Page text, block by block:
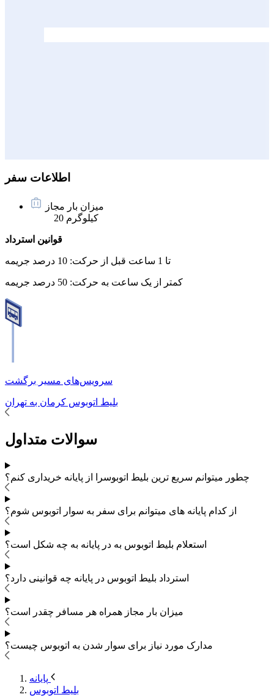
اطلاعات سفر
میزان بار مجاز
20 کیلوگرم
قوانین استرداد
تا 1 ساعت قبل از حرکت: 10 درصد جریمه
کمتر از یک ساعت به حرکت: 50 درصد جریمه
سرویس‌های مسیر برگشت
بلیط اتوبوس کرمان به تهران
سوالات متداول
چطور میتوانم سریع ترین بلیط اتوبوسرا از پایانه خریداری کنم؟
از کدام پایانه های میتوانم برای سفر به سوار اتوبوس شوم؟
استعلام بلیط اتوبوس به در پایانه به چه شکل است؟
استرداد بلیط اتوبوس در پایانه چه قوانینی دارد؟
میزان بار مجاز همراه هر مسافر چقدر است؟
مدارک مورد نیاز برای سوار شدن به اتوبوس چیست؟
بلیط اتوبوس